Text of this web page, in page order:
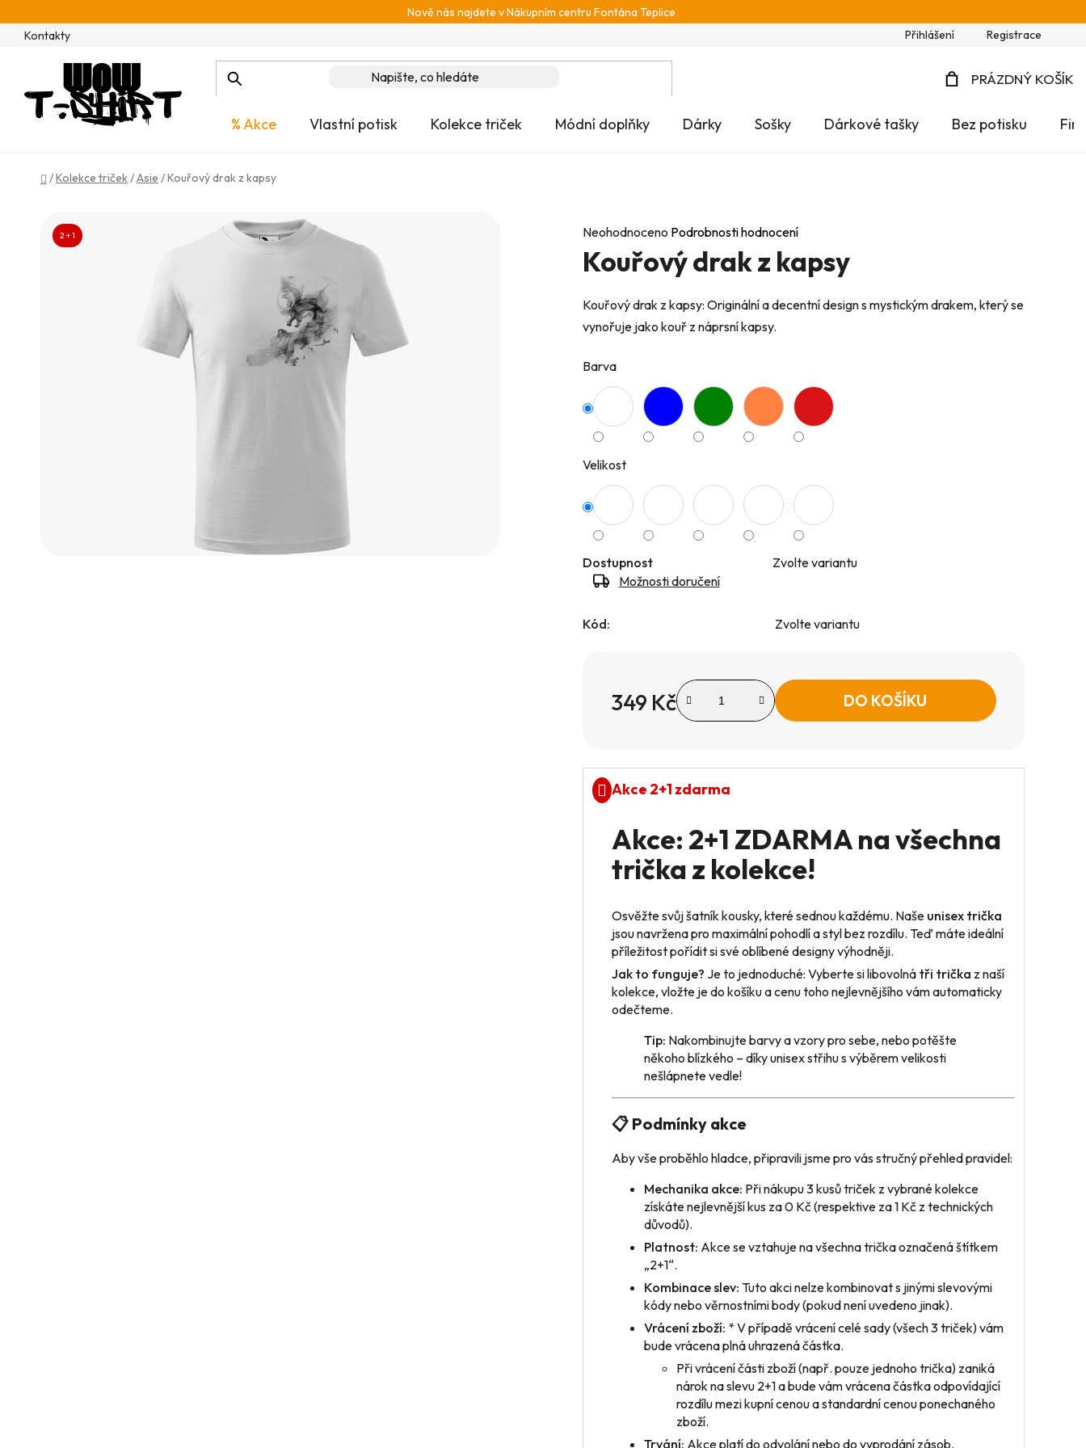
na
obsah
Nově nás najdete v Nákupním centru Fontána Teplice
Kontakty
Přihlášení Registrace
PRÁZDNÝ KOŠÍK
% Akce Vlastní potisk Kolekce triček Módní doplňky Dárky Sošky Dárkové tašky Bez potisku
Domů
/Kolekce triček/Asie /Kouřový drak z kapsy
Průměrné
hodnocení
produktu
5
hvězdiček.
Neohodnoceno Podrobnosti hodnocení
Kouřový drak z kapsy
Kouřový drak z kapsy: Originální a decentní design s mystickým drakem, který se
vynořuje jako kouř z náprsní kapsy.
Barva
Velikost
Dostupnost
Zvolte variantu
Možnosti doručení
Kód: Zvolte variantu
349 Kč DO KOŠÍKU
Akce 2+1 zdarma
Akce: 2+1 ZDARMA na všechna
trička z kolekce!
Osvěžte svůj šatník kousky, které sednou každému. Naše unisex trička
jsou navržena pro maximální pohodlí a styl bez rozdílu. Teď máte ideální
příležitost pořídit si své oblíbené designy výhodněji.
Jak to funguje? Je to jednoduché: Vyberte si libovolná tři trička z naší
kolekce, vložte je do košíku a cenu toho nejlevnějšího vám automaticky
odečteme.
Tip: Nakombinujte barvy a vzory pro sebe, nebo potěšte
někoho blízkého – díky unisex střihu s výběrem velikosti
nešlápnete vedle!
📋 Podmínky akce
Aby vše proběhlo hladce, připravili jsme pro vás stručný přehled pravidel:
Mechanika akce: Při nákupu 3 kusů triček z vybrané kolekce
získáte nejlevnější kus za 0 Kč (respektive za 1 Kč z technických
důvodů).
Platnost: Akce se vztahuje na všechna trička označená štítkem
„2+1“.
Kombinace slev: Tuto akci nelze kombinovat s jinými slevovými
kódy nebo věrnostními body (pokud není uvedeno jinak).
Vrácení zboží: * V případě vrácenícelé sady(všech 3 triček) vám
bude vrácena plná uhrazená částka.
Při vráceníčásti zboží(např. pouze jednoho trička) zaniká
nárok na slevu 2+1 a bude vám vrácena částka odpovídající
rozdílu mezi kupní cenou a standardní cenou ponechaného
zboží.
Trvání: Akce platí do odvolání nebo do vyprodání zásob.
2 + 1